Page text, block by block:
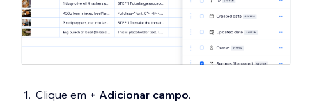
Clique em + Adicionar campo.